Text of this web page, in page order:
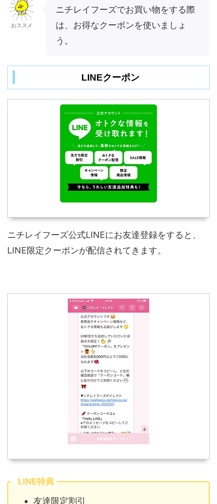
おススメ
ニチレイフーズでお買い物をする際
は、お得なクーポンを使いましょ
う。
LINEクーポン
ニチレイフーズ公式LINEにお友達登録をすると、
LINE限定クーポンが配信されてきます。
LINE特典
友達限定割引